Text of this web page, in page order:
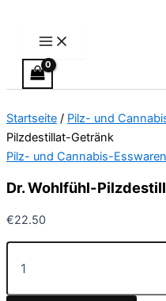
springen
Startseite / Pilz- und
Pilzdestillat-Getränk
Pilz- und Cannabis-Esswaren
Dr. Wohlfühl-
€22.50
Pilzdestillat-
Menge